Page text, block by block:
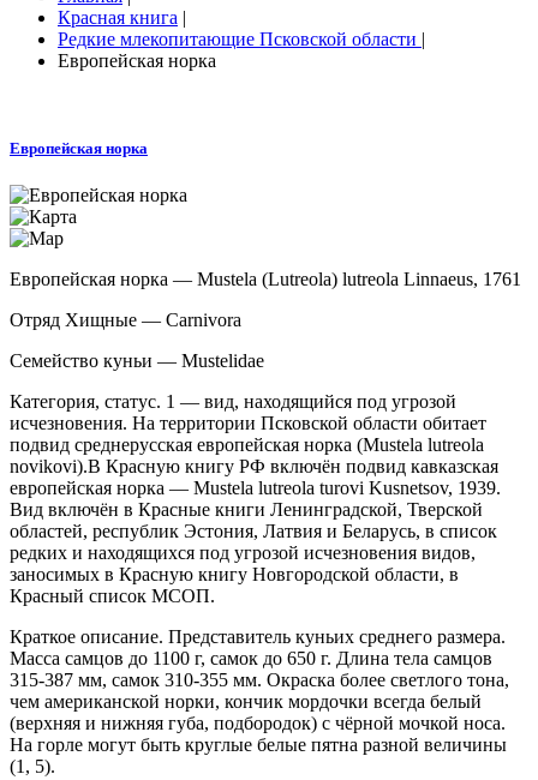
Красная книга |
Редкие млекопитающие Псковской области |
Европейская норка
Европейская норка
Европейская норка — Mustela (Lutreola) lutreola Linnaeus, 1761
Отряд Хищные — Carnivora
Семейство куньи — Mustelidae
Категория, статус. 1 — вид, находящийся под угрозой
исчезновения. На территории Псковской области обитает
подвид среднерусская европейская норка (Mustela lutreola
novikovi).В Красную книгу РФ включён подвид кавказская
европейская норка — Mustela lutreola turovi Kusnetsov, 1939.
Вид включён в Красные книги Ленинградской, Тверской
областей, республик Эстония, Латвия и Беларусь, в список
ред­ких и находящихся под угрозой исчезновения видов,
заносимых в Красную книгу Новгородской области, в
Красный список МСОП.
Краткое описание. Представитель куньих среднего размера.
Масса самцов до 1100 г, самок до 650 г. Длина тела самцов
315-387 мм, самок 310-355 мм. Окраска более светлого тона,
чем американской норки, кончик мордочки всегда бе­лый
(верхняя и нижняя губа, подбородок) с чёрной мочкой носа.
На горле могут быть круглые белые пятна разной величины
(1, 5).